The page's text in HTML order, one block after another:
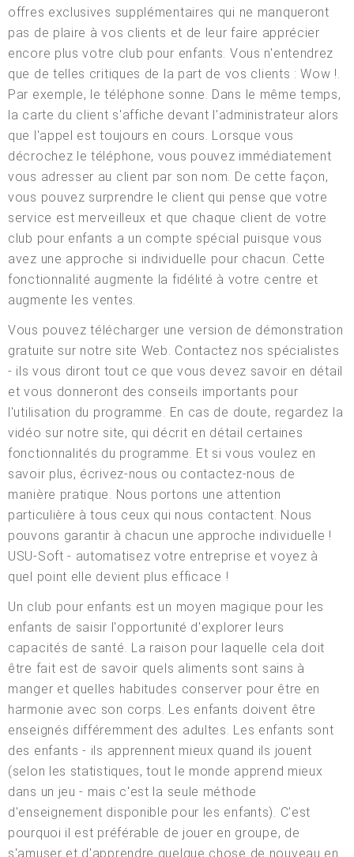
offres exclusives supplémentaires qui ne manqueront
pas de plaire à vos clients et de leur faire apprécier
encore plus votre club pour enfants. Vous n'entendrez
que de telles critiques de la part de vos clients : Wow !.
Par exemple, le téléphone sonne. Dans le même temps,
la carte du client s'affiche devant l'administrateur alors
que l'appel est toujours en cours. Lorsque vous
décrochez le téléphone, vous pouvez immédiatement
vous adresser au client par son nom. De cette façon,
vous pouvez surprendre le client qui pense que votre
service est merveilleux et que chaque client de votre
club pour enfants a un compte spécial puisque vous
avez une approche si individuelle pour chacun. Cette
fonctionnalité augmente la fidélité à votre centre et
augmente les ventes.
Vous pouvez télécharger une version de démonstration
gratuite sur notre site Web. Contactez nos spécialistes
- ils vous diront tout ce que vous devez savoir en détail
et vous donneront des conseils importants pour
l'utilisation du programme. En cas de doute, regardez la
vidéo sur notre site, qui décrit en détail certaines
fonctionnalités du programme. Et si vous voulez en
savoir plus, écrivez-nous ou contactez-nous de
manière pratique. Nous portons une attention
particulière à tous ceux qui nous contactent. Nous
pouvons garantir à chacun une approche individuelle !
USU-Soft - automatisez votre entreprise et voyez à
quel point elle devient plus efficace !
Un club pour enfants est un moyen magique pour les
enfants de saisir l'opportunité d'explorer leurs
capacités de santé. La raison pour laquelle cela doit
être fait est de savoir quels aliments sont sains à
manger et quelles habitudes conserver pour être en
harmonie avec son corps. Les enfants doivent être
enseignés différemment des adultes. Les enfants sont
des enfants - ils apprennent mieux quand ils jouent
(selon les statistiques, tout le monde apprend mieux
dans un jeu - mais c'est la seule méthode
d'enseignement disponible pour les enfants). C'est
pourquoi il est préférable de jouer en groupe, de
s'amuser et d'apprendre quelque chose de nouveau en